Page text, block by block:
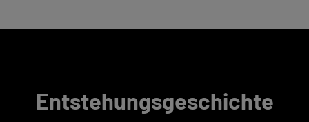
Entstehungsgeschichte